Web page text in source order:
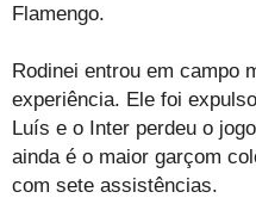
Flamengo.
Rodinei entrou em campo
experiência. Ele foi
Luís e o Inter perdeu o
ainda é o maior garçom
com sete assistências.